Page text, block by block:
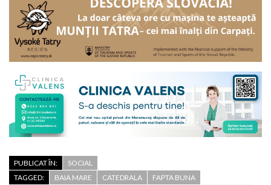
PUBLICAT ÎN:
SOCIAL
TAGGED:
BAIA MARE CATEDRALA
FAPTA BUNA